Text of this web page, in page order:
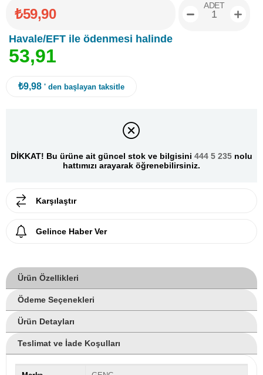
₺59,90
Havale/EFT ile ödenmesi halinde
53,91
ADET
₺9,98 ' den başlayan taksitle
DİKKAT! Bu ürüne ait güncel stok ve bilgisini 444 5 235 nolu
hattımızı arayarak öğrenebilirsiniz.
Karşılaştır
Gelince Haber Ver
Ürün Özellikleri
Ödeme Seçenekleri
Ürün Detayları
Teslimat ve İade Koşulları